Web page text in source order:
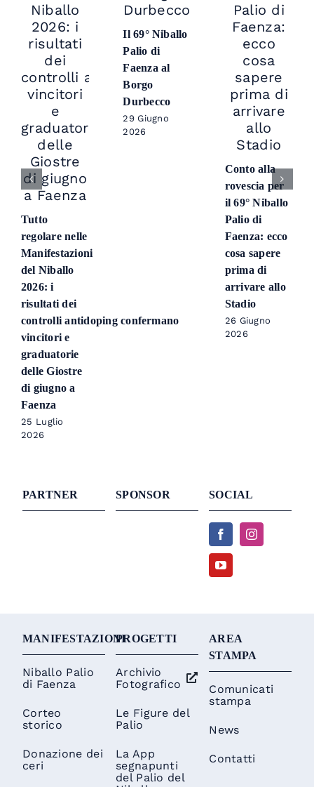
Tutto
regolare nelle
Manifestazioni
del Niballo
2026: i
risultati dei
controlli antidoping confermano
vincitori e
graduatorie
delle Giostre
di giugno a
Faenza
25 Luglio
2026
Il 69° Niballo
Palio di
Faenza al
Borgo
Durbecco
29 Giugno
2026
Conto alla
rovescia per
il 69° Niballo
Palio di
Faenza: ecco
cosa sapere
prima di
arrivare allo
Stadio
26 Giugno
2026
PARTNER SPONSOR SOCIAL
MANIFESTAZIONI
Niballo Palio
di Faenza
Corteo
storico
Donazione dei
ceri
PROGETTI
Archivio
Fotografico
Le Figure del
Palio
La App
segnapunti
del Palio del
AREA
STAMPA
Comunicati
stampa
News
Contatti